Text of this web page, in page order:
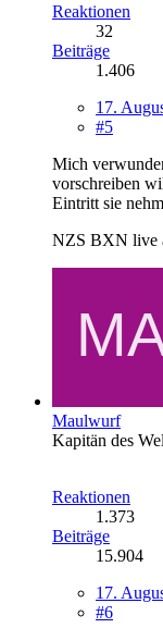
Reaktionen
32
Beiträge
1.406
17.
#5
Mich
vorschreiben
Eintritt sie
NZS BXN live
Maulwurf
Kapitän des
Reaktionen
1.373
Beiträge
15.904
17.
#6